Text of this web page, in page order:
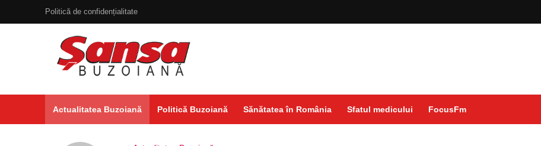
Politică de confidențialitate
Actualitatea Buzoiană Politică Buzoiană Sănătatea în România Sfatul medicului FocusFm